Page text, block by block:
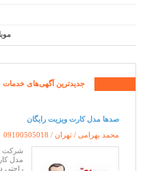
جدیدترین آگهی‌های خدمات
صدها مدل کارت ویزیت رایگان
محمد بهرامی / تهران / 09100505018
شرکت
مدل
راحتی